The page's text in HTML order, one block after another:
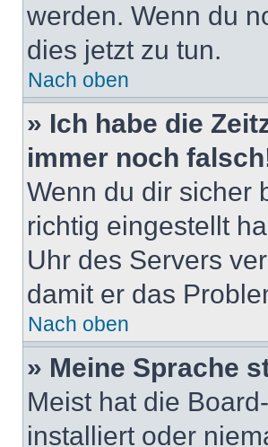
werden. Wenn du
dies jetzt zu tun.
Nach oben
» Ich habe die
immer noch
Wenn du dir sicher
richtig eingestellt
Uhr des Servers
damit er das
Nach oben
» Meine Sprache
Meist hat die
installiert oder